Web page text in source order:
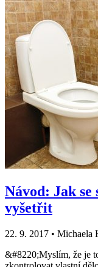
Návod: Jak se
vyšetřit
22. 9. 2017 • Michaela
&#8220;Myslím, že je